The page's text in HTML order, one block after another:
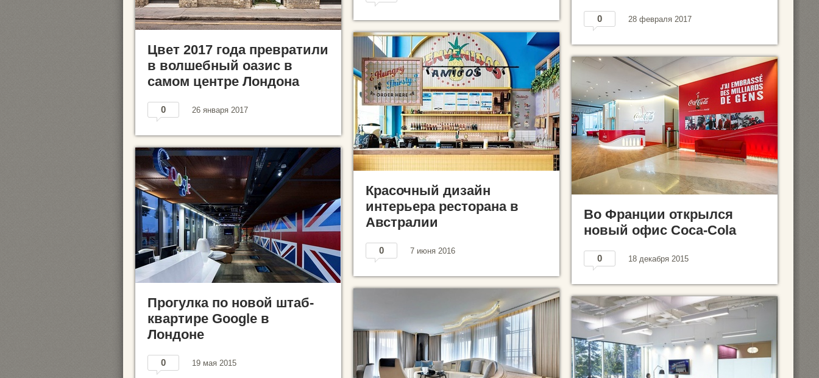
0 28 февраля 2017
Цвет 2017 года превратили
в волшебный оазис в
самом центре Лондона
0 26 января 2017
Красочный дизайн
интерьера ресторана в
Австралии
0 7 июня 2016
Во Франции открылся
новый офис Coca-Cola
0 18 декабря 2015
Прогулка по новой штаб-
квартире Google в
Лондоне
0 19 мая 2015